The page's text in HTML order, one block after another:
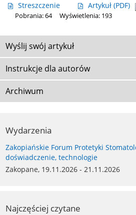
Streszczenie Artykuł (PDF)
Pobrania: 64
Wyświetlenia: 193
Wyślij swój artykuł
Instrukcje dla autorów
Archiwum
Wydarzenia
Zakopiańskie Forum Protetyki
doświadczenie, technologie
Zakopane, 19.11.2026 - 21.11.2026
Najczęściej czytane